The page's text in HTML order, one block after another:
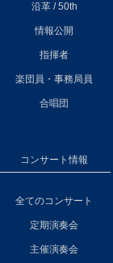
沿革 / 50th
情報公開
指揮者
楽団員・事務局員
合唱団
コンサート情報
全てのコンサート
定期演奏会
主催演奏会